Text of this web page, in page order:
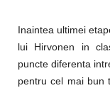
Inaintea ultimei
lui Hirvonen in
puncte diferenta
pentru cel mai bun